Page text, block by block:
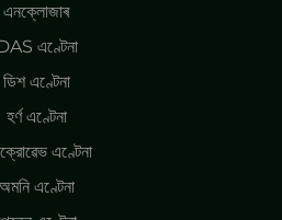
এনক্লোজাৰ
এণ্টেনা
ডিশ এণ্টেনা
হৰ্ণ এণ্টেনা
এণ্টেনা
অমনি এণ্টেনা